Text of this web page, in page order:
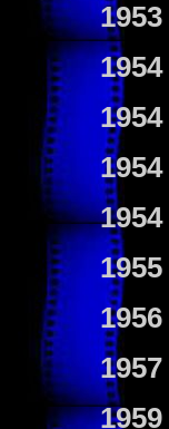
1953
1954
1954
1954
1954
1955
1956
1957
1959